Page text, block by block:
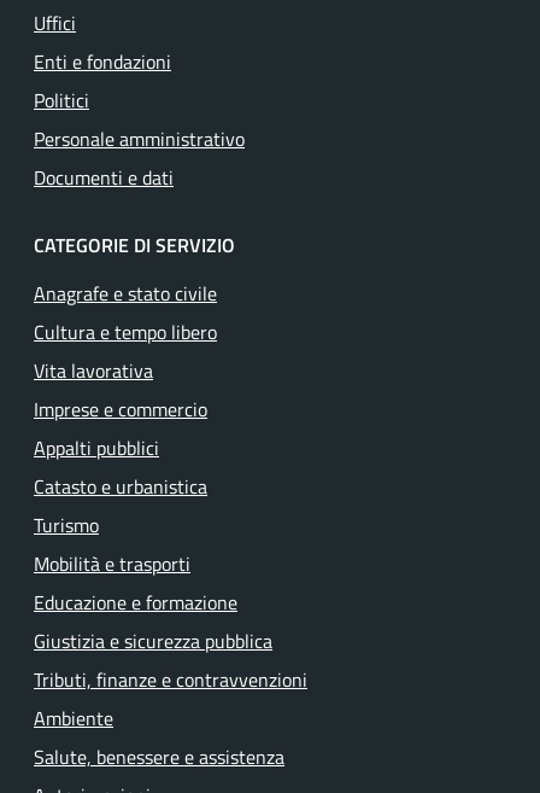
Uffici
Enti e fondazioni
Politici
Personale amministrativo
Documenti e dati
CATEGORIE DI SERVIZIO
Anagrafe e stato civile
Cultura e tempo libero
Vita lavorativa
Imprese e commercio
Appalti pubblici
Catasto e urbanistica
Turismo
Mobilità e trasporti
Educazione e formazione
Giustizia e sicurezza pubblica
Tributi, finanze e contravvenzioni
Ambiente
Salute, benessere e assistenza